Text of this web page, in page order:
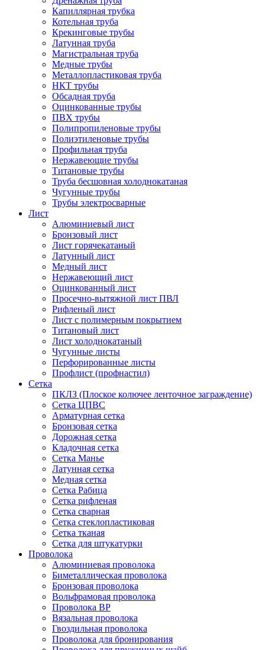
Капиллярная трубка
Котельная труба
Крекинговые трубы
Латунная труба
Магистральная труба
Медные трубы
Металлопластиковая труба
НКТ трубы
Обсадная труба
Оцинкованные трубы
ПВХ трубы
Полипропиленовые трубы
Полиэтиленовые трубы
Профильная труба
Нержавеющие трубы
Титановые трубы
Труба бесшовная холоднокатаная
Чугунные трубы
Трубы электросварные
Лист
Алюминиевый лист
Бронзовый лист
Лист горячекатаный
Латунный лист
Медный лист
Нержавеющий лист
Оцинкованный лист
Просечно-вытяжной лист ПВЛ
Рифленый лист
Лист с полимерным покрытием
Титановый лист
Лист холоднокатаный
Чугунные листы
Перфорированные листы
Профлист (профнастил)
Сетка
ПКЛЗ (Плоское колючее ленточное заграждение)
Сетка ЦПВС
Арматурная сетка
Бронзовая сетка
Дорожная сетка
Кладочная сетка
Сетка Манье
Латунная сетка
Медная сетка
Сетка Рабица
Сетка рифленая
Сетка сварная
Сетка стеклопластиковая
Сетка тканая
Сетка для штукатурки
Проволока
Алюминиевая проволока
Биметаллическая проволока
Бронзовая проволока
Вольфрамовая проволока
Проволока ВР
Вязальная проволока
Гвоздильная проволока
Проволока для бронирования